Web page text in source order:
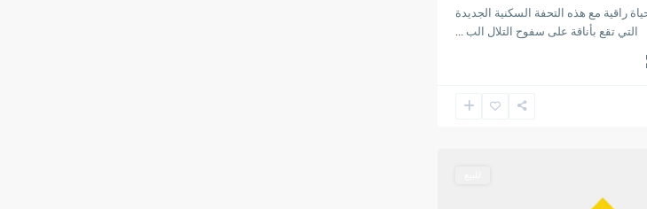
راقية مع هذه التحفة السكنية الجديدة
التي تقع بأناقة على سفوح التلال الب ...